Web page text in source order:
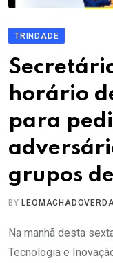
TRINDADE
horário
para
grupos
BY
Na manhã desta
Tecnologia e